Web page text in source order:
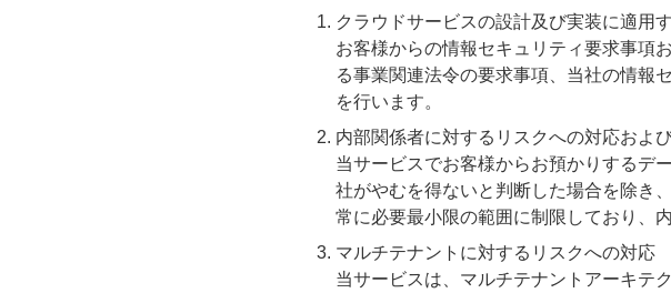
クラウドサービスの設計及び実装に適用
お客様からの情報セキュリティ要求事項
る事業関連法令の要求事項、当社の情報
を行います。
内部関係者に対するリスクへの対応およ
当サービスでお客様からお預かりするデ
社がやむを得ないと判断した場合を除き
常に必要最小限の範囲に制限しており、
マルチテナントに対するリスクへの対応
当サービスは、マルチテナントアーキテ